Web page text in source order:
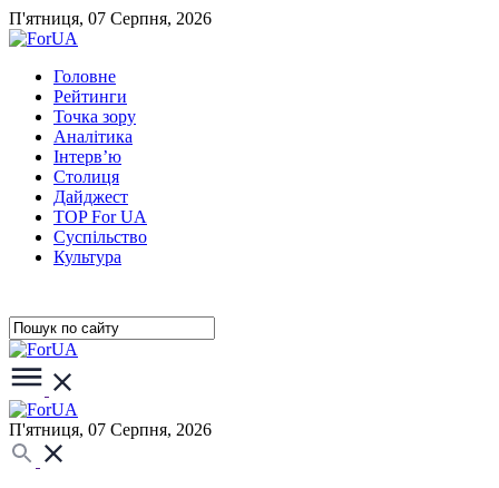
П'ятниця, 07 Серпня, 2026
Головне
Рейтинги
Точка зору
Аналітика
Інтерв’ю
Столиця
Дайджест
TOP For UA
Суспiльство
Культура
П'ятниця, 07 Серпня, 2026